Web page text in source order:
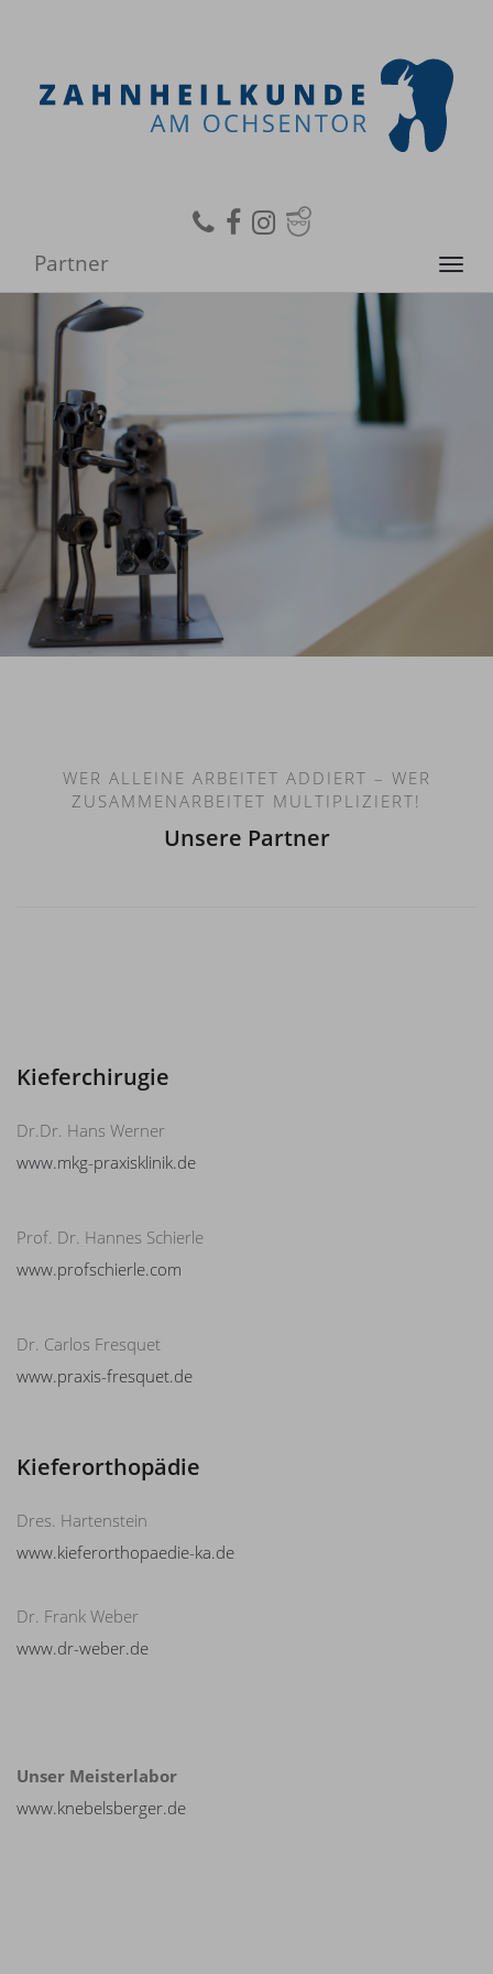
Partner
WER ALLEINE ARBEITET ADDIERT – WER
ZUSAMMENARBEITET MULTIPLIZIERT!
Unsere Partner
Kieferchirugie
Dr.Dr. Hans Werner
www.mkg-praxisklinik.de
Prof. Dr. Hannes Schierle
www.profschierle.com
Dr. Carlos Fresquet
www.praxis-fresquet.de
Kieferorthopädie
Dres. Hartenstein
www.kieferorthopaedie-ka.de
Dr. Frank Weber
www.dr-weber.de
Unser Meisterlabor
www.knebelsberger.de